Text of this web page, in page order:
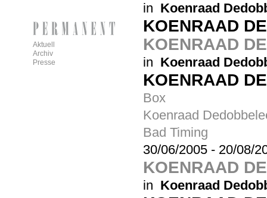
in Koenraad
KOENRAAD
KOENRAAD
in Koenraad
KOENRAAD
Box
Koenraad
Bad Timing
30/06/2005 - 20/08/
KOENRAAD
in Koenraad
Aktuell
Archiv
Presse